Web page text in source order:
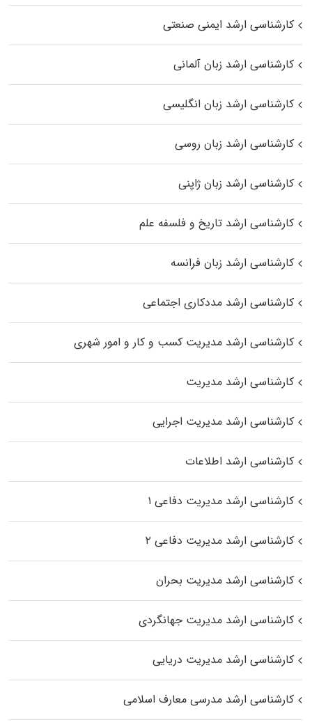
کارشناسی ارشد ایمنی صنعتی
کارشناسی ارشد زبان آلمانی
کارشناسی ارشد زبان انگلیسی
کارشناسی ارشد زبان روسی
کارشناسی ارشد زبان ژاپنی
کارشناسی ارشد تاریخ و فلسفه علم
کارشناسی ارشد زبان فرانسه
کارشناسی ارشد مددکاری اجتماعی
کارشناسی ارشد مدیریت کسب و کار و امور شهری
کارشناسی ارشد مدیریت
کارشناسی ارشد مدیریت اجرایی
کارشناسی ارشد اطلاعات
کارشناسی ارشد مدیریت دفاعی ۱
کارشناسی ارشد مدیریت دفاعی ۲
کارشناسی ارشد مدیریت بحران
کارشناسی ارشد مدیریت جهانگردی
کارشناسی ارشد مدیریت دریایی
کارشناسی ارشد مدرسی معارف اسلامی